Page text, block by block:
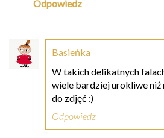
Odpowiedz
Basieńka
W takich delikatnych
wiele bardziej urokliwe niż
do zdjęć :)
Odpowiedz